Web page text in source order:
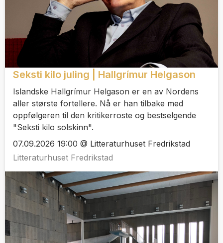
Seksti kilo juling | Hallgrímur Helgason
Islandske Hallgrímur Helgason er en av Nordens
aller største fortellere. Nå er han tilbake med
oppfølgeren til den kritikerroste og bestselgende
"Seksti kilo solskinn".
07.09.2026 19:00 @ Litteraturhuset Fredrikstad
Litteraturhuset Fredrikstad